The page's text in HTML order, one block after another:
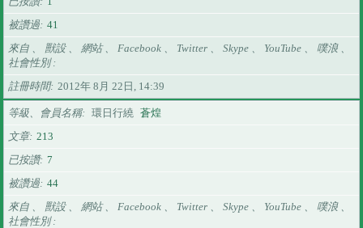
被讚過 41
來自 、 獸設 、 網站 、 Facebook 、 Twitter 、 Skype 、 YouTube 、 噗浪 、
社會性別
註冊時間
2012年 8月 22日, 14:39
等級、會員名稱 環日行繞 蒼煌
文章 213
已按讚 7
被讚過 44
來自 、 獸設 、 網站 、 Facebook 、 Twitter 、 Skype 、 YouTube 、 噗浪 、
社會性別